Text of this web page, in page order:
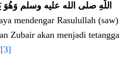
اللَّهِ صلى الله عليه وسلم وَهُوَ
mendengar Rasulullah (saw)
Zubair akan menjadi tetangga
[3]